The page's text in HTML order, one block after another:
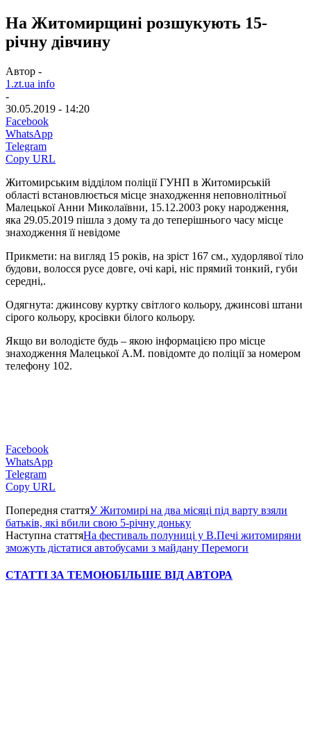
На Житомирщині розшукують 15-
річну дівчину
Автор -
1.zt.ua info
-
30.05.2019 - 14:20
Facebook
WhatsApp
Telegram
Copy URL
Житомирським відділом поліції ГУНП в Житомирській
області встановлюється місце знаходження неповнолітньої
Малецької Анни Миколаївни, 15.12.2003 року народження,
яка 29.05.2019 пішла з дому та до теперішнього часу місце
знаходження її невідоме
Прикмети: на вигляд 15 років, на зріст 167 см., худорлявої тіло
будови, волосся русе довге, очі карі, ніс прямий тонкий, губи
середні,.
Одягнута: джинсову куртку світлого кольору, джинсові штани
сірого кольору, кросівки білого кольору.
Якщо ви володієте будь – якою інформацією про місце
знаходження Малецької А.М. повідомте до поліції за номером
телефону 102.
Facebook
WhatsApp
Telegram
Copy URL
Попередня статтяУ Житомирі на два місяці під варту взяли
батьків, які вбили свою 5-річну доньку
Наступна статтяНа фестиваль полуниці у В.Печі житомиряни
зможуть дістатися автобусами з майдану Перемоги
СТАТТІ ЗА ТЕМОЮБІЛЬШЕ ВІД АВТОРА